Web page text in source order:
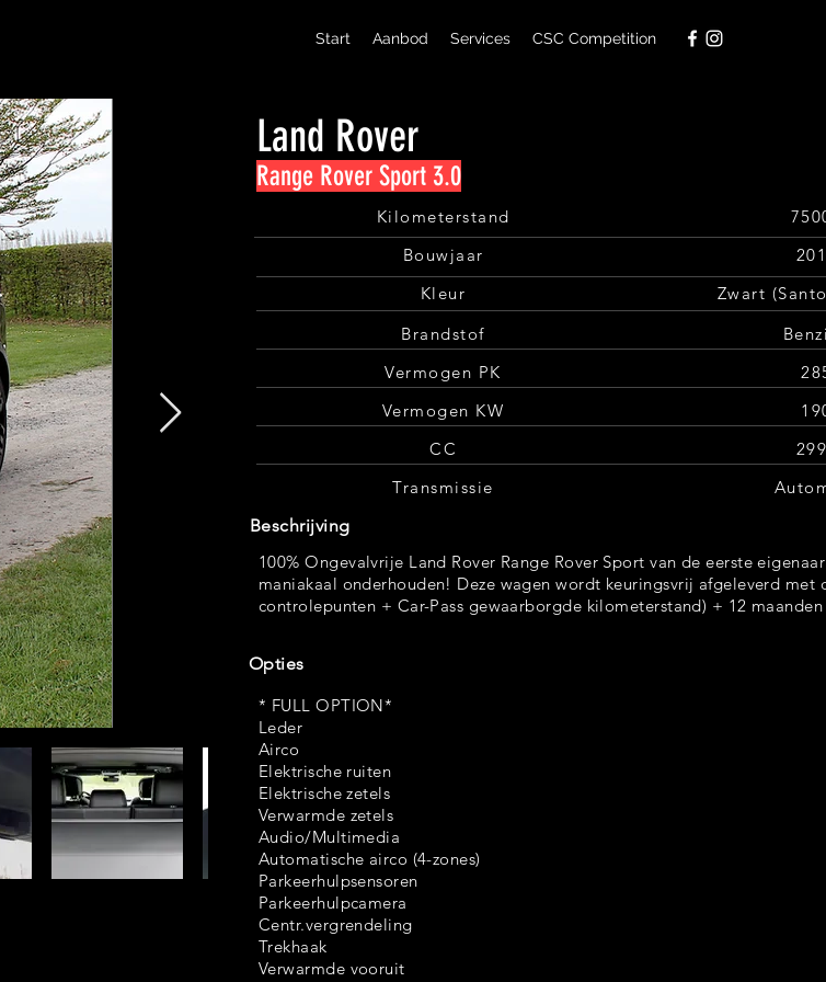
Start Aanbod Services CSC Competition
Land Rover
Range Rover Sport 3.0
Kilometerstand
Bouwjaar
Kleur
Zwart
Brandstof
Vermogen PK
Vermogen KW
CC
Transmissie
Beschrijving
100% Ongevalvrije Land Rover Range Rover Sport van de eerste
maniakaal onderhouden! Deze wagen wordt keuringsvrij afgeleverd met
controlepunten + Car-Pass gewaarborgde kilometerstand) + 12
Opties
* FULL OPTION*
Leder
Airco
Elektrische ruiten
Elektrische zetels
Verwarmde zetels
Audio/Multimedia
Automatische airco (4-zones)
Parkeerhulpsensoren
Parkeerhulpcamera
Centr.vergrendeling
Trekhaak
Verwarmde vooruit